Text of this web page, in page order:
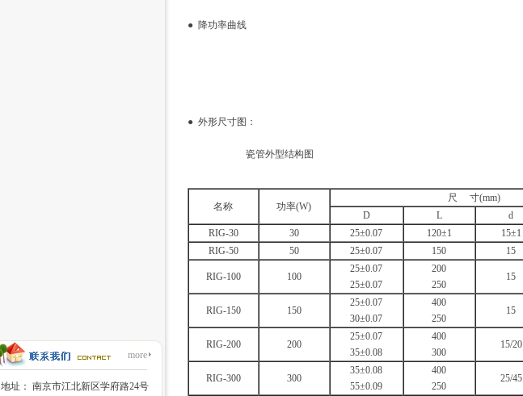
more
地址： 南京市江北新区学府路24号
● 降功率曲线
● 外形尺寸图：
瓷管外型结构图
名称 功率(W)
尺 寸(mm)
D
L d
RIG-30
30 25±0.07 120±1 15±1
RIG-50
50 25±0.07 150 15
RIG-100 100
25±0.07
25±0.07
200
250
15
RIG-150 150
25±0.07
30±0.07
400
250
15
RIG-200 200
25±0.07
35±0.08
400
300
15/20
RIG-300 300
35±0.08
55±0.09
400
250
25/45